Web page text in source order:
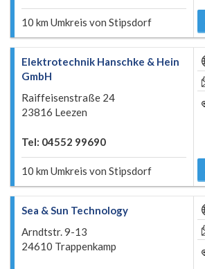
10 km Umkreis von Stipsdorf
Elektrotechnik Hanschke & Hein
GmbH
Raiffeisenstraße 24
23816 Leezen
Tel: 04552 99690
10 km Umkreis von Stipsdorf
Sea & Sun Technology
Arndtstr. 9-13
24610 Trappenkamp